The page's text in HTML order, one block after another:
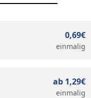
0,69€
einmalig
ab 1,29€
einmalig